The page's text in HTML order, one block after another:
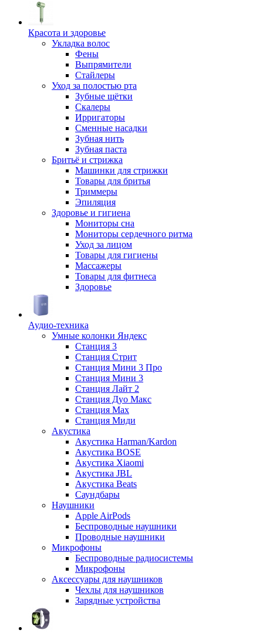
Красота и здоровье
Укладка волос
Фены
Выпрямители
Стайлеры
Уход за полостью рта
Зубные щётки
Скалеры
Ирригаторы
Сменные насадки
Зубная нить
Зубная паста
Бритьё и стрижка
Машинки для стрижки
Товары для бритья
Триммеры
Эпиляция
Здоровье и гигиена
Мониторы сна
Мониторы сердечного ритма
Уход за лицом
Товары для гигиены
Массажеры
Товары для фитнеса
Здоровье
Аудио-техника
Умные колонки Яндекс
Станция 3
Станция Стрит
Станция Мини 3 Про
Станция Мини 3
Станция Лайт 2
Станция Дуо Макс
Станция Max
Станция Миди
Акустика
Акустика Harman/Kardon
Акустика BOSE
Акустика Xiaomi
Акустика JBL
Акустика Beats
Саундбары
Наушники
Apple AirPods
Беспроводные наушники
Проводные наушники
Микрофоны
Беспроводные радиосистемы
Микрофоны
Аксессуары для наушников
Чехлы для наушников
Зарядные устройства